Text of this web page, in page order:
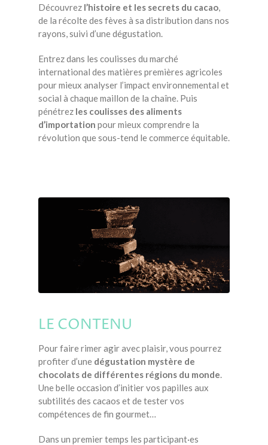
Découvrez l’histoire et les secrets du cacao,
de la récolte des fèves à sa distribution dans nos
rayons, suivi d’une dégustation.
Entrez dans les coulisses du marché
international des matières premières agricoles
pour mieux analyser l’impact environnemental et
social à chaque maillon de la chaîne. Puis
pénétrez les coulisses des aliments
d’importation pour mieux comprendre la
révolution que sous-tend le commerce équitable.
LE CONTENU
Pour faire rimer agir avec plaisir, vous pourrez
profiter d’une dégustation mystère de
chocolats de différentes régions du monde.
Une belle occasion d’initier vos papilles aux
subtilités des cacaos et de tester vos
compétences de fin gourmet…
Dans un premier temps les participant·es